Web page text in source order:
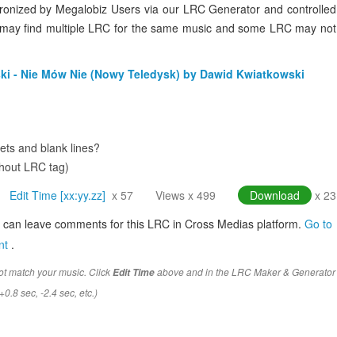
by Megalobiz Users via our LRC Generator and controlled
find multiple LRC for the same music and some LRC may not
- Nie Mów Nie (Nowy Teledysk) by Dawid Kwiatkowski
and blank lines?
LRC tag)
Edit Time [xx:yy.zz] x 57 Views x 499 Download
x 23
can leave comments for this LRC in Cross Medias platform. Go to
.
match your music. ClickEdit Timeabove and in the LRC Maker & Generator
sec, -2.4 sec, etc.)